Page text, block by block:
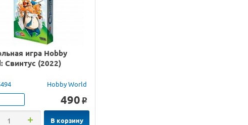
игра Hobby
Свинтус (2022)
Hobby World
490 o
В корзину